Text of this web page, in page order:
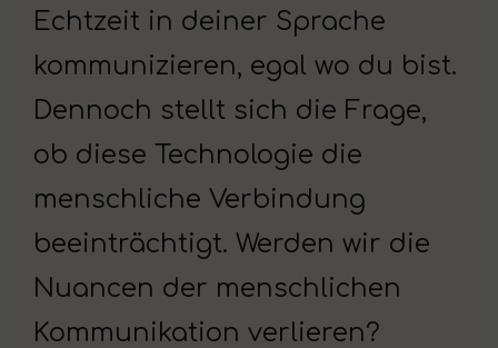
Echtzeit in deiner Sprache
kommunizieren, egal wo du bist.
Dennoch stellt sich die Frage,
ob diese Technologie die
menschliche Verbindung
beeinträchtigt. Werden wir die
Nuancen der menschlichen
Kommunikation verlieren?